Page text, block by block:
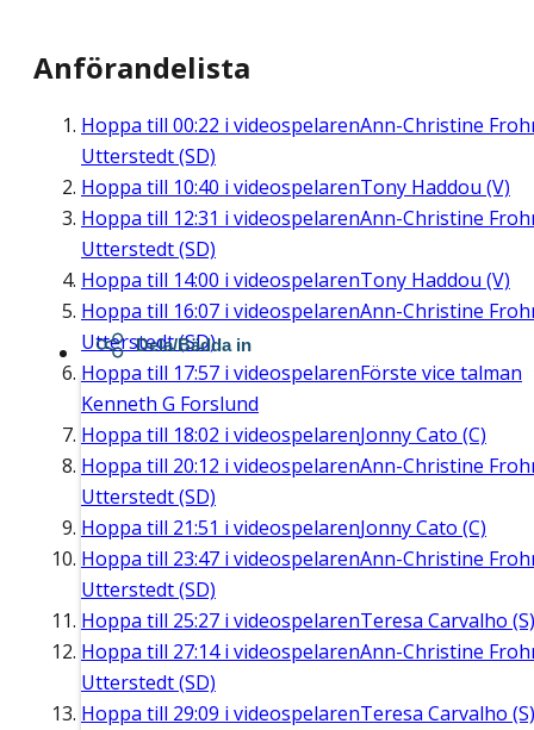
Anförandelista
Hoppa till 00:22 i videospelarenAnn-Christine
Utterstedt (SD)
Hoppa till 10:40 i videospelarenTony Haddou (V)
Hoppa till 12:31 i videospelarenAnn-Christine
Utterstedt (SD)
Hoppa till 14:00 i videospelarenTony Haddou (V)
Hoppa till 16:07 i videospelarenAnn-Christine
Utterstedt (SD)
Hoppa till 17:57 i videospelarenFörste vice talman
Kenneth G Forslund
Hoppa till 18:02 i videospelarenJonny Cato (C)
Hoppa till 20:12 i videospelarenAnn-Christine
Utterstedt (SD)
Hoppa till 21:51 i videospelarenJonny Cato (C)
Hoppa till 23:47 i videospelarenAnn-Christine
Utterstedt (SD)
Hoppa till 25:27 i videospelarenTeresa Carvalho (S)
Hoppa till 27:14i videospelarenAnn-Christine
Utterstedt (SD)
Hoppa till 29:09 i videospelarenTeresa Carvalho (S)
Dela/Bädda in